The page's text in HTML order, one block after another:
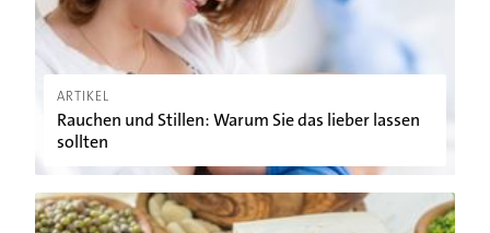
ARTIKEL
Rauchen und Stillen: Warum Sie das lieber lassen
sollten
Eier, Käse & Co. vermeiden: 5 vegane Lebensmittel zum